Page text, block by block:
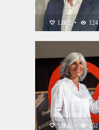
LIKE • 124
PERSONNALITÉS
LIKE • 152
PERSONNALITÉS